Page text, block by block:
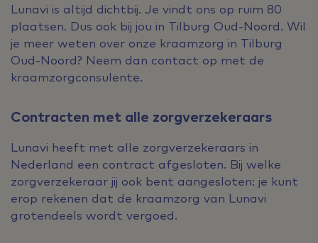
Lunavi is altijd dichtbij. Je vindt ons op ruim 80
plaatsen. Dus ook bij jou in Tilburg Oud-Noord. Wil
je meer weten over onze kraamzorg in Tilburg
Oud-Noord? Neem dan contact op met de
kraamzorgconsulente.
Contracten met alle zorgverzekeraars
Lunavi heeft met alle zorgverzekeraars in
Nederland een contract afgesloten. Bij welke
zorgverzekeraar jij ook bent aangesloten: je kunt
erop rekenen dat de kraamzorg van Lunavi
grotendeels wordt vergoed.